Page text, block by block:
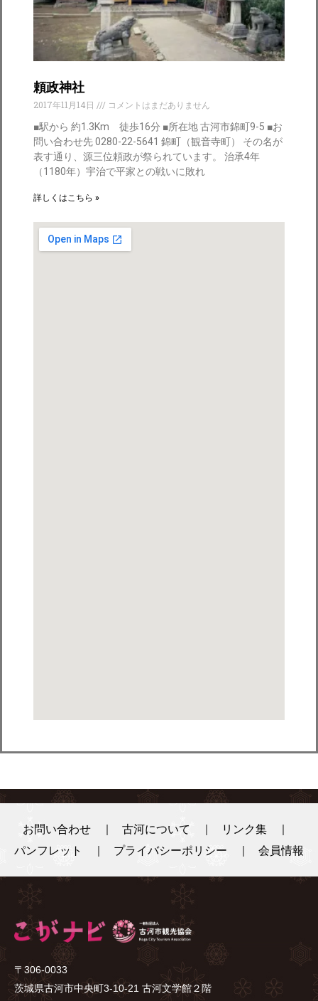
頼政神社
2017年11月14日
コメントはまだありません
■駅から 約1.3Km 徒歩16分 ■所在地 古河市錦町9-5 ■お
問い合わせ先 0280-22-5641 錦町（観音寺町） その名が
表す通り、源三位頼政が祭られています。 治承4年
（1180年）宇治で平家との戦いに敗れ
詳しくはこちら »
お問い合わせ 古河について
リンク集
パンフレット
プライバシーポリシー 会員情報
〒306-0033
茨城県古河市中央町3-10-21 古河文学館２階